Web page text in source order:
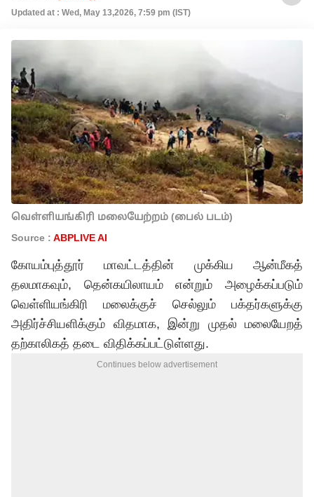
Updated at : Wed, May 13,2026, 7:59 pm (IST)
வெள்ளியங்கிரி மலையேற்றம் (பைல் படம்)
Source : ABPLIVE AI
கோயம்புத்தூர் மாவட்டத்தின் முக்கிய ஆன்மீகத்
தலமாகவும், தென்கயிலாயம் என்றும் அழைக்கப்படும்
வெள்ளியங்கிரி மலைக்குச் செல்லும் பக்தர்களுக்கு
அதிர்ச்சியளிக்கும் விதமாக, இன்று முதல் மலையேறத்
தற்காலிகத் தடை விதிக்கப்பட்டுள்ளது.
Continues below advertisement